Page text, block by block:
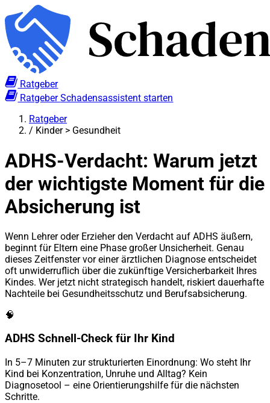
Ratgeber
RatgeberSchadensassistent starten
Ratgeber
/ Kinder > Gesundheit
ADHS-Verdacht: Warum jetzt
der wichtigste Moment für die
Absicherung ist
Wenn Lehrer oder Erzieher den Verdacht auf ADHS äußern,
beginnt für Eltern eine Phase großer Unsicherheit. Genau
dieses Zeitfenster vor einer ärztlichen Diagnose entscheidet
oft unwiderruflich über die zukünftige Versicherbarkeit Ihres
Kindes. Wer jetzt nicht strategisch handelt, riskiert dauerhafte
Nachteile bei Gesundheitsschutz und Berufsabsicherung.
🧠
ADHS Schnell-Check für Ihr Kind
In 5–7 Minuten zur strukturierten Einordnung: Wo steht Ihr
Kind bei Konzentration, Unruhe und Alltag? Kein
Diagnosetool – eine Orientierungshilfe für die nächsten
Schritte.